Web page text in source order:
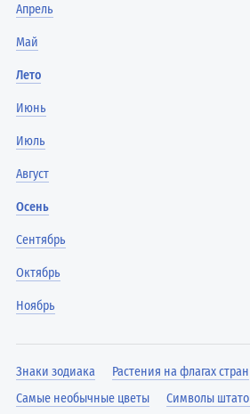
Апрель
Май
Лето
Июнь
Июль
Август
Осень
Сентябрь
Октябрь
Ноябрь
Знаки зодиака
Растения на флагах стран
Самые необычные цветы
Символы